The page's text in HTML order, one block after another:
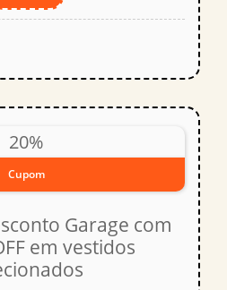
20%
Cupom
Garage com
em vestidos